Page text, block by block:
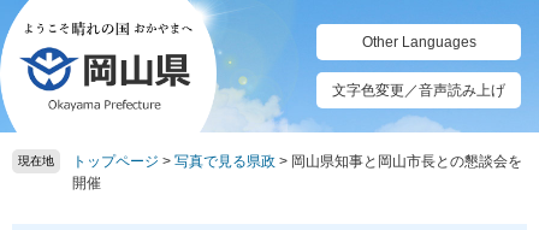
ペ
ー
ジ
の
先
頭
メ
ニ
ュ
ー
を
飛
Other Languages
文字色変更／音声読み上げ
現在地 トップページ > 写真で見る県政 > 岡山県知事と岡山市長との懇談会を
開催